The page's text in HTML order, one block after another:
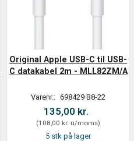
Original Apple USB-C til USB-
C datakabel 2m - MLL82ZM/A
Varenr.: 698429 B8-22
135,00 kr.
(108,00 kr. u/moms)
5 stk på lager